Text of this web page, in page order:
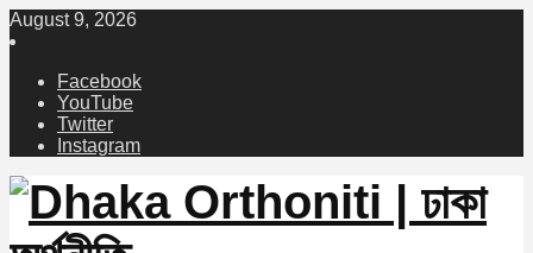
August 9, 2026
Facebook
YouTube
Twitter
Instagram